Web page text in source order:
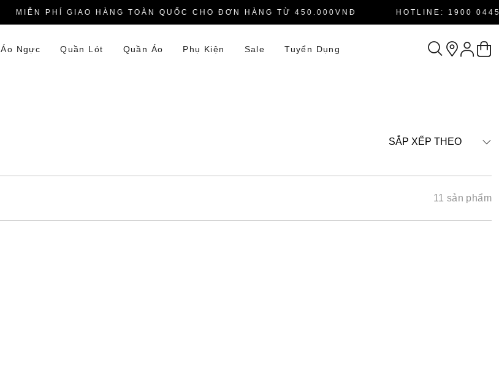
MIỄN PHÍ GIAO HÀNG TOÀN QUỐC CHO ĐƠN HÀNG TỪ 450.000VNĐ HOTLINE: 1900 0445
Áo Ngực Quần Lót Quần Áo Phụ Kiện Sale Tuyển Dụng
SẮP XẾP THEO
11 sản phẩm